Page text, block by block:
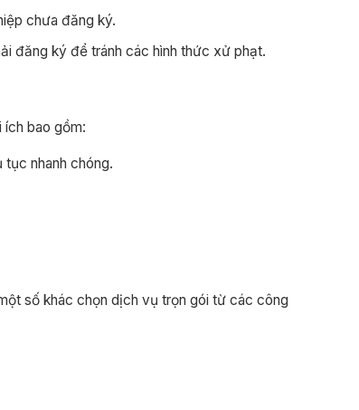
chưa đăng ký.
đăng ký để tránh các hình thức xử phạt.
ích bao gồm:
nhanh chóng.
số khác chọn dịch vụ trọn gói từ các công